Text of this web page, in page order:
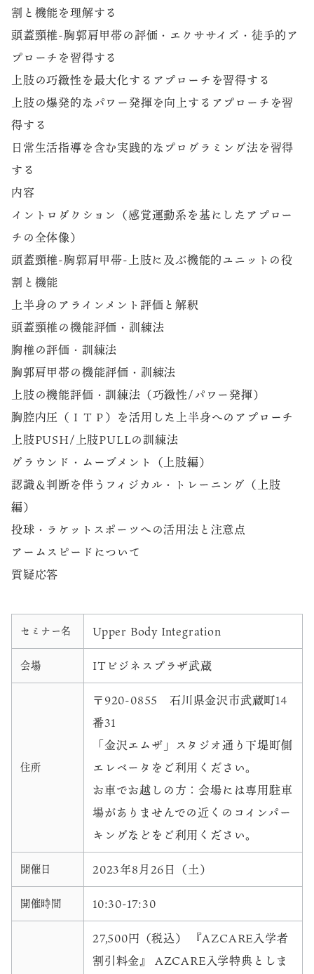
割と機能を理解する
頭蓋頸椎-胸郭肩甲帯の評価・エクササイズ・徒手的ア
プローチを習得する
上肢の巧緻性を最大化するアプローチを習得する
上肢の爆発的なパワー発揮を向上するアプローチを習
得する
日常生活指導を含む実践的なプログラミング法を習得
する
内容
イントロダクション（感覚運動系を基にしたアプロー
チの全体像）
頭蓋頸椎-胸郭肩甲帯-上肢に及ぶ機能的ユニットの役
割と機能
上半身のアラインメント評価と解釈
頭蓋頸椎の機能評価・訓練法
胸椎の評価・訓練法
胸郭肩甲帯の機能評価・訓練法
上肢の機能評価・訓練法（巧緻性/パワー発揮）
胸腔内圧（ＩＴＰ）を活用した上半身へのアプローチ
上肢PUSH/上肢PULLの訓練法
グラウンド・ムーブメント（上肢編）
認識＆判断を伴うフィジカル・トレーニング（上肢
編）
投球・ラケットスポーツへの活用法と注意点
アームスピードについて
質疑応答
セミナー名 Upper Body Integration
会場 ITビジネスプラザ武蔵
住所
〒920-0855 石川県金沢市武蔵町14
番31
「金沢エムザ」スタジオ通り下堤町側
エレベータをご利用ください。
お車でお越しの方：会場には専用駐車
場がありませんでの近くのコインパー
キングなどをご利用ください。
開催日 2023年8月26日（土）
開催時間 10:30-17:30
27,500円（税込） 『AZCARE入学者
割引料金』 AZCARE入学特典としま